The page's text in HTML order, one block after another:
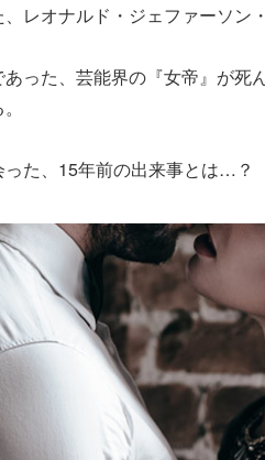
レオナルド・ジェファーソン
った、芸能界の『女帝』が死
った、15年前の出来事とは…？